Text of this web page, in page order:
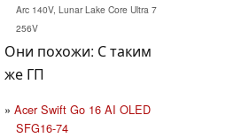
Arc 140V, Lunar Lake Core Ultra 7
256V
Они похожи: С таким
же ГП
Acer Swift Go 16 AI OLED
SFG16-74